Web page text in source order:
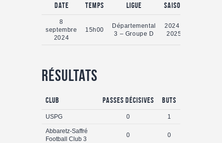
Date Temps Ligue Saison
8
septembre
2024
15h00
Départemental
3 – Groupe D
2024 -
2025
Résultats
Club Passes Décisives Buts
USPG 0 1
Abbaretz-Saffré
Football Club 3
0 0